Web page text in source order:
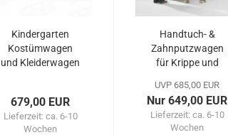
Kindergarten
Kostümwagen
und Kleiderwagen
679,00 EUR
Lieferzeit: ca. 6-10
Wochen
Handtuch- &
Zahnputzwagen
für Krippe und
UVP 685,00 EUR
Nur 649,00 EUR
Lieferzeit: ca. 6-10
Wochen